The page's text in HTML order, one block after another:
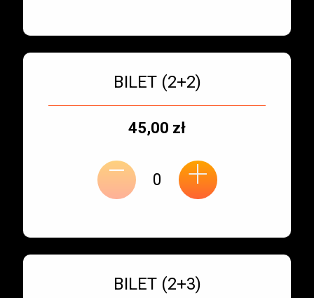
Bilet numer 3
Typ
biletu:
BILET (2+2)
Typ
Cena
45,00 zł
- +
Bilet numer 4
Typ
BILET (2+3)